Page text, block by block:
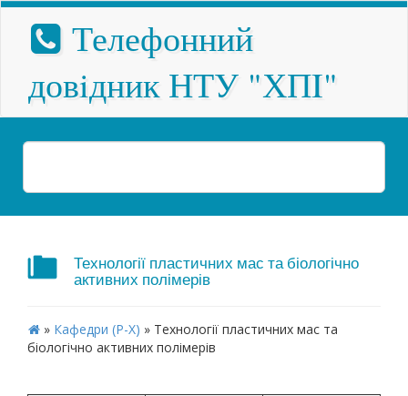
Телефонний
довiдник НТУ "ХПI"
Технології пластичних мас та біологічно
активних полімерів
» Кафедри (Р-Х) » Технології пластичних мас та
біологічно активних полімерів